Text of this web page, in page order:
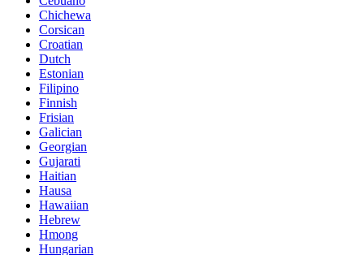
Chichewa
Corsican
Croatian
Dutch
Estonian
Filipino
Finnish
Frisian
Galician
Georgian
Gujarati
Haitian
Hausa
Hawaiian
Hebrew
Hmong
Hungarian